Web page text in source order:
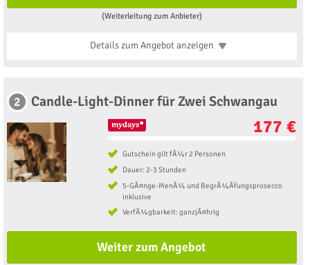
(Weiterleitung zum Anbieter)
Details zum Angebotanzeigen
2 Candle-Light-Dinner für Zwei Schwangau
177 €
Gutschein gilt fÃ¼r 2 Personen
Dauer: 2-3 Stunden
5-GÃ¤nge-MenÃ¼ und BegrÃ¼ÃŸungsprosecco
inklusive
VerfÃ¼gbarkeit: ganzjÃ¤hrig
Weiter zum Angebot